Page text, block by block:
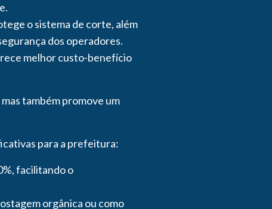
o sistema de corte, além
dos operadores.
melhor custo-benefício
também promove um
para a prefeitura:
facilitando o
orgânica ou como